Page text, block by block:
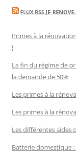
FLUX RSS JE-
Primes à la
!
La fin du régime de
la demande de 50%
Les primes à la
Les primes à la
Les différentes aides
Batterie domestique